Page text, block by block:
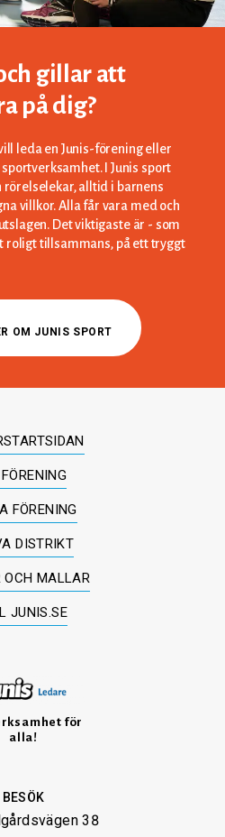
gillar att
på dig?
leda en Junis-förening eller
I Junis sport
alltid i barnens
villkor. Alla får vara med och
Det viktigaste är - som
roligt tillsammans, på ett tryggt
OM JUNIS SPORT
FÖRENING
DISTRIKT
OCH MALLAR
JUNIS.SE
för
alla!
BESÖK
38